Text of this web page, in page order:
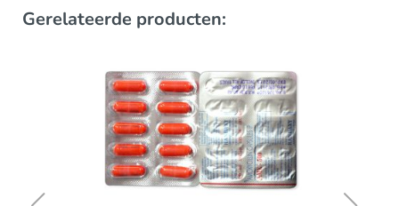
Gerelateerde producten: